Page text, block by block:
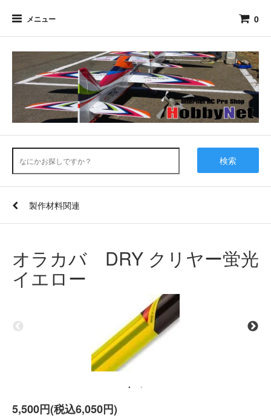
メニュー 0
検索
製作材料関連
オラカバ DRY クリヤー蛍光
イエロー
5,500円(税込6,050円)